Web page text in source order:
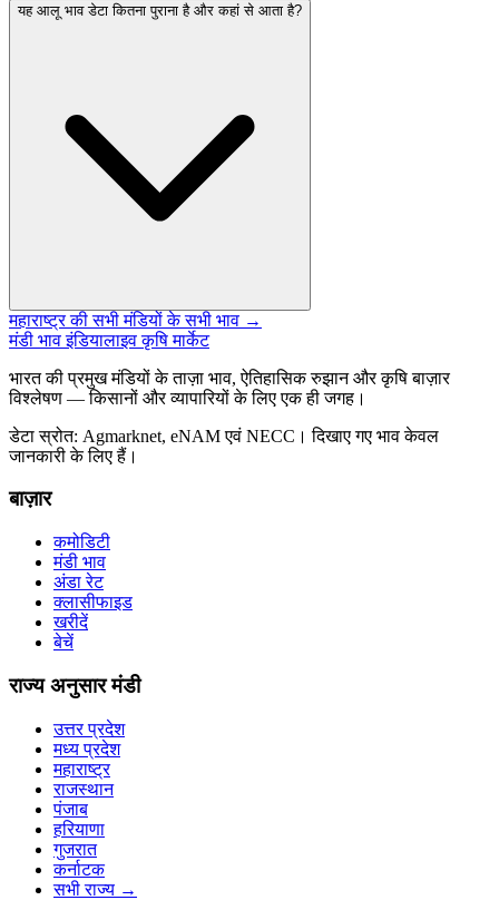
यह आलू भाव डेटा कितना पुराना है और कहां से आता है?
महाराष्ट्र की सभी मंडियों के सभी भाव →
मंडी भाव इंडियालाइव कृषि मार्केट
भारत की प्रमुख मंडियों के ताज़ा भाव, ऐतिहासिक रुझान और कृषि बाज़ार
विश्लेषण — किसानों और व्यापारियों के लिए एक ही जगह।
डेटा स्रोत: Agmarknet, eNAM एवं NECC। दिखाए गए भाव केवल
जानकारी के लिए हैं।
बाज़ार
कमोडिटी
मंडी भाव
अंडा रेट
क्लासीफाइड
खरीदें
बेचें
राज्य अनुसार मंडी
उत्तर प्रदेश
मध्य प्रदेश
महाराष्ट्र
राजस्थान
पंजाब
हरियाणा
गुजरात
कर्नाटक
सभी राज्य →